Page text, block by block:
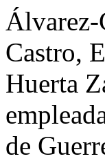
Álvarez-
Castro,
Huerta
de